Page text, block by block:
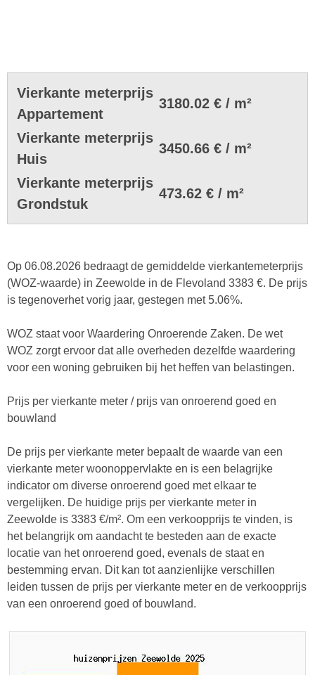
Vierkante meterprijs
Appartement
3180.02 € / m²
Vierkante meterprijs
Huis
3450.66 € / m²
Vierkante meterprijs
Grondstuk
473.62 € / m²
Op 06.08.2026 bedraagt de gemiddelde vierkantemeterprijs
(WOZ-waarde) in Zeewolde in de Flevoland 3383 €. De prijs
is tegenoverhet vorig jaar, gestegen met 5.06%.
WOZ staat voor Waardering Onroerende Zaken. De wet
WOZ zorgt ervoor dat alle overheden dezelfde waardering
voor een woning gebruiken bij het heffen van belastingen.
Prijs per vierkante meter / prijs van onroerend goed en
bouwland
De prijs per vierkante meter bepaalt de waarde van een
vierkante meter woonoppervlakte en is een belagrijke
indicator om diverse onroerend goed met elkaar te
vergelijken. De huidige prijs per vierkante meter in
Zeewolde is 3383 €/m². Om een verkoopprijs te vinden, is
het belangrijk om aandacht te besteden aan de exacte
locatie van het onroerend goed, evenals de staat en
bestemming ervan. Dit kan tot aanzienlijke verschillen
leiden tussen de prijs per vierkante meter en de verkoopprijs
van een onroerend goed of bouwland.